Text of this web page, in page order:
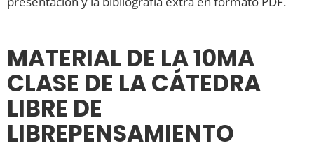
MATERIAL DE LA 10MA
CLASE DE LA CÁTEDRA
LIBRE DE
LIBREPENSAMIENTO